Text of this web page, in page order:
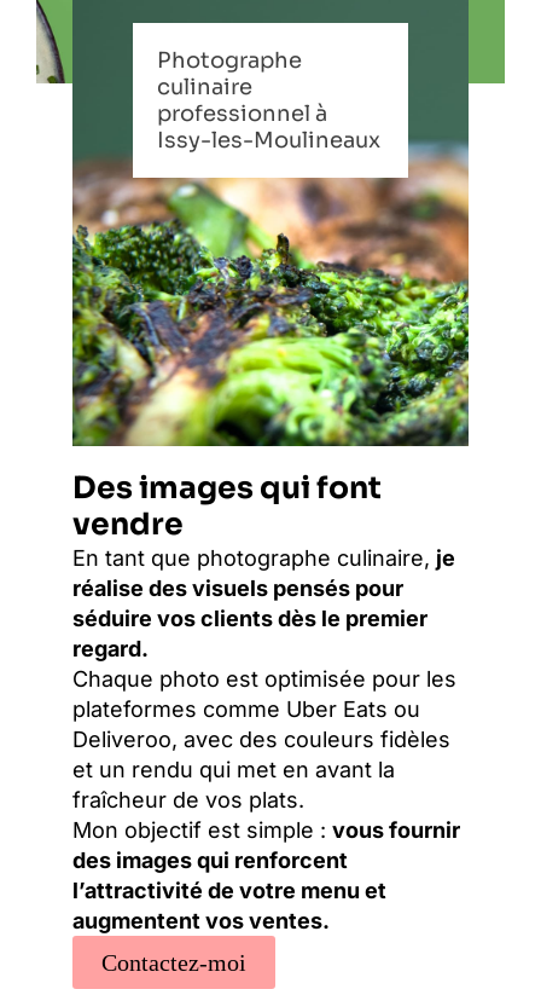
Photographe
culinaire
professionnel à
Issy-les-Moulineaux
Des images qui font
vendre
En tant que photographe culinaire, je
réalise des visuels pensés pour
séduire vos clients dès le premier
regard.
Chaque photo est optimisée pour les
plateformes comme Uber Eats ou
Deliveroo, avec des couleurs fidèles
et un rendu qui met en avant la
fraîcheur de vos plats.
Mon objectif est simple : vous fournir
des images qui renforcent
l’attractivité de votre menu et
augmentent vos ventes.
Contactez-moi